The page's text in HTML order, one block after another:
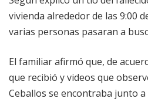
vivienda alrededor de las 9:00
varias personas pasaran a
El familiar afirmó que, de
que recibió y videos que
Ceballos se encontraba junto